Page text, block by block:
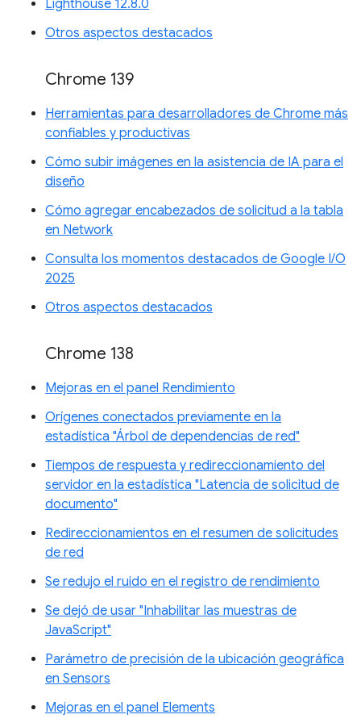
Lighthouse 12.8.0
Otros aspectos destacados
Chrome 139
Herramientas para desarrolladores de Chrome más
confiables y productivas
Cómo subir imágenes en la asistencia de IA para el
diseño
Cómo agregar encabezados de solicitud a la tabla
en Network
Consulta los momentos destacados de Google I/O
2025
Otros aspectos destacados
Chrome 138
Mejoras en el panel Rendimiento
Orígenes conectados previamente en la
estadística "Árbol de dependencias de red"
Tiempos de respuesta y redireccionamiento del
servidor en la estadística "Latencia de solicitud de
documento"
Redireccionamientos en el resumen de solicitudes
de red
Se redujo el ruido en el registro de rendimiento
Se dejó de usar "Inhabilitar las muestras de
JavaScript"
Parámetro de precisión de la ubicación geográfica
en Sensors
Mejoras en el panel Elements